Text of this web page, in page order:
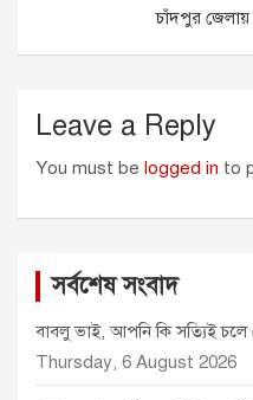
p
চাঁদপুর
Leave a Reply
You must be logged in to
সর্বশেষ সংবাদ
বাবলু ভাই, আপনি কি সত্যিই চলে
Thursday, 6 August 2026